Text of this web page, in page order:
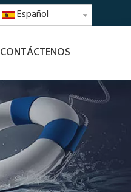
Español
CONTÁCTENOS